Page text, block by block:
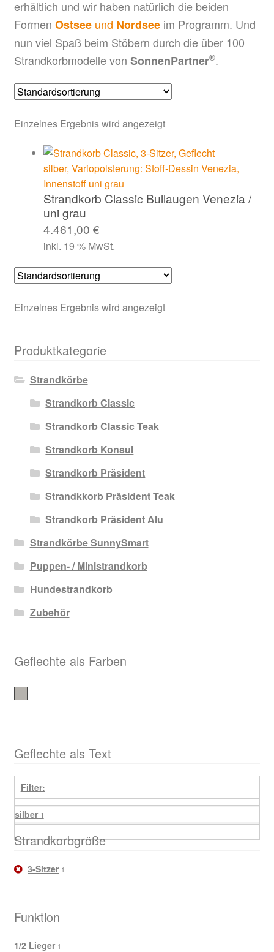
erhältlich und wir haben natürlich die beiden
Formen Ostseeund Nordseeim Programm. Und
nun viel Spaß beim Stöbern durch die über 100
Strandkorbmodelle von SonnenPartner®.
Einzelnes Ergebnis wird angezeigt
Strandkorb Classic Bullaugen Venezia /
uni grau
4.461,00 €
inkl. 19 % MwSt.
Einzelnes Ergebnis wird angezeigt
Produktkategorie
Strandkörbe
Strandkorb Classic
Strandkorb Classic Teak
Strandkorb Konsul
Strandkorb Präsident
Strandkkorb Präsident Teak
Strandkorb Präsident Alu
Strandkörbe SunnySmart
Puppen- / Ministrandkorb
Hundestrandkorb
Zubehör
Geflechte als Farben
Geflechte als Text
Filter:
silber 1
Strandkorbgröße
3-Sitzer 1
Funktion
1/2 Lieger 1